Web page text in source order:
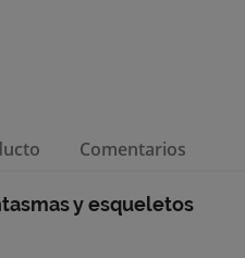
Comentarios
y esqueletos